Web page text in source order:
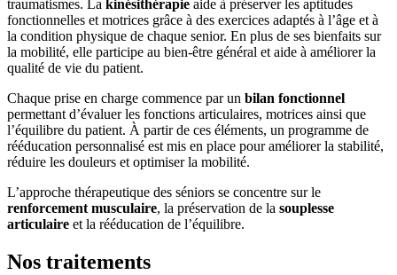
traumatismes. La kinésithérapie aide à préserver les aptitudes
fonctionnelles et motrices grâce à des exercices adaptés à l’âge et à
la condition physique de chaque senior. En plus de ses bienfaits sur
la mobilité, elle participe au bien-être général et aide à améliorer la
qualité de vie du patient.
Chaque prise en charge commence par un bilan fonctionnel
permettant d’évaluer les fonctions articulaires, motrices ainsi que
l’équilibre du patient. À partir de ces éléments, un programme de
rééducation personnalisé est mis en place pour améliorer la stabilité,
réduire les douleurs et optimiser la mobilité.
L’approche thérapeutique des séniors se concentre sur le
renforcement musculaire, la préservation de la souplesse
articulaire et la rééducation de l’équilibre.
Nos traitements